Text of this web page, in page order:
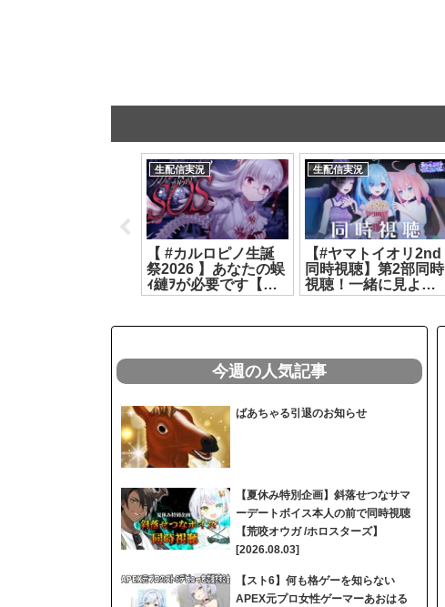
生配信実況
【 #カルロピノ生誕
祭2026 】あなたの蜈
ｨ縺ｦが必要です【カ
ルロ・ピノ】
生配信実況
【#ヤマトイオリ2nd
同時視聴】第2部同時
視聴！一緒に見よう
🩵【#ヤマトイオリ #
た】[2026.08.01]
今週の人気記事
ばあちゃる引退のお知らせ
【夏休み特別企画】斜落せつなサマ
ーデートボイス本人の前で同時視聴
【荒咬オウガ /ホロスターズ】
[2026.08.03]
【スト6】何も格ゲーを知らない
APEX元プロ女性ゲーマーあおはる